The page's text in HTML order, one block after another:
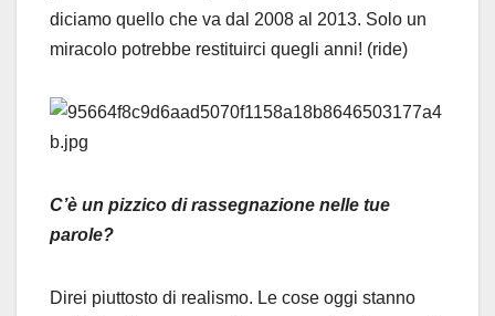
diciamo quello che va dal 2008 al 2013. Solo un
miracolo potrebbe restituirci quegli anni! (ride)
C’è un pizzico di rassegnazione nelle tue
parole?
Direi piuttosto di realismo. Le cose oggi stanno